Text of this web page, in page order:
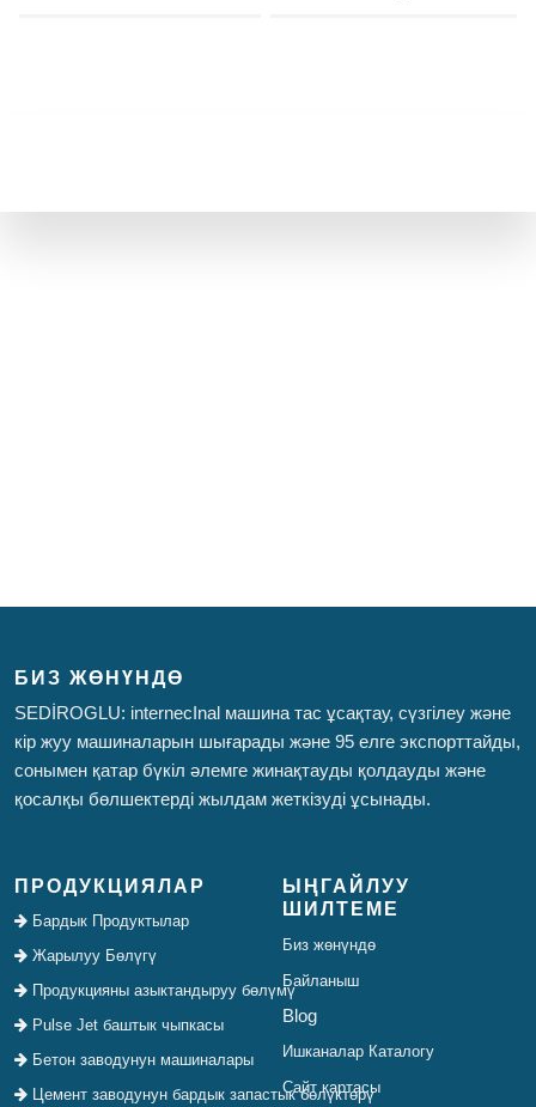
БИЗ ЖӨНҮНДӨ
SEDİROGLU: internecInal машина тас ұсақтау, сүзгілеу және
кір жуу машиналарын шығарады және 95 елге экспорттайды,
сонымен қатар бүкіл әлемге жинақтауды қолдауды және
қосалқы бөлшектерді жылдам жеткізуді ұсынады.
ПРОДУКЦИЯЛАР
Бардык Продуктылар
Жарылуу Бөлүгү
Продукцияны азыктандыруу бөлүмү
Pulse Jet баштык чыпкасы
Бетон заводунун машиналары
Цемент заводунун бардык запастык бөлүктөрү
ЫҢГАЙЛУУ
ШИЛТЕМЕ
Биз жөнүндө
Байланыш
Blog
Ишканалар Каталогу
Сайт картасы